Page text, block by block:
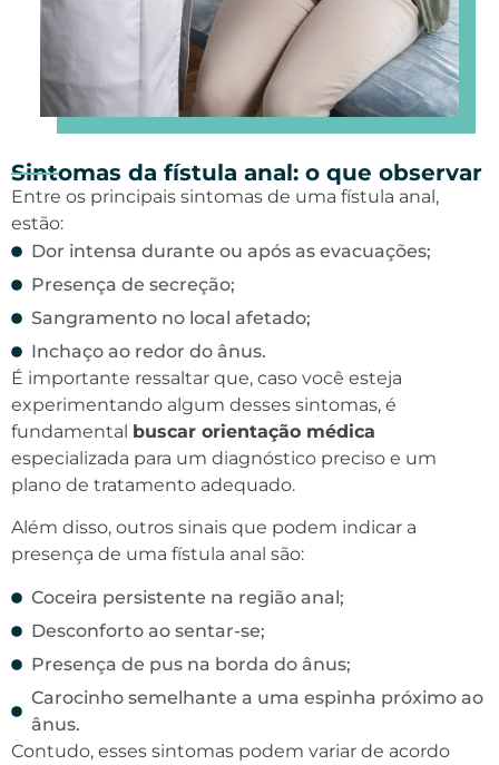
Sintomas da fístula anal: o que observar
Entre os principais sintomas de uma fístula anal,
estão:
Dor intensa durante ou após as evacuações;
Presença de secreção;
Sangramento no local afetado;
Inchaço ao redor do ânus.
É importante ressaltar que, caso você esteja
experimentando algum desses sintomas, é
fundamental buscar orientação médica
especializada para um diagnóstico preciso e um
plano de tratamento adequado.
Além disso, outros sinais que podem indicar a
presença de uma fístula anal são:
Coceira persistente na região anal;
Desconforto ao sentar-se;
Presença de pus na borda do ânus;
Carocinho semelhante a uma espinha próximo ao
ânus.
Contudo, esses sintomas podem variar de acordo